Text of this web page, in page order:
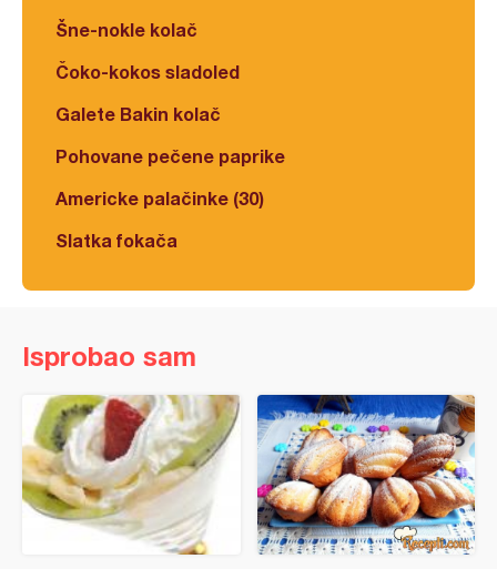
Šne-nokle kolač
Čoko-kokos sladoled
Galete Bakin kolač
Pohovane pečene paprike
Americke palačinke (30)
Slatka fokača
Isprobao sam